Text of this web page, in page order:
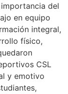
del
en equipo
integral,
físico,
CSL
y emotivo